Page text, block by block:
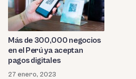
Más de 300,000 negocios
en el Perú ya aceptan
pagos digitales
27 enero, 2023